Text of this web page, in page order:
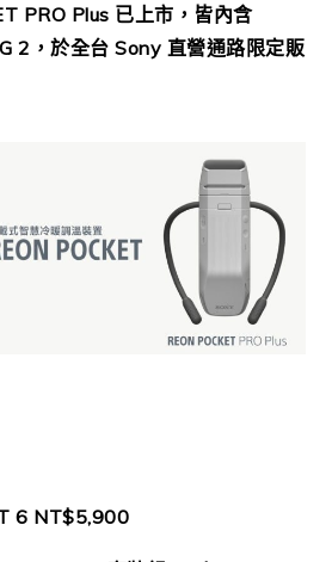
PRO Plus 已上市，皆內含
2，於全台 Sony 直營通路限定販
6 NT$5,900